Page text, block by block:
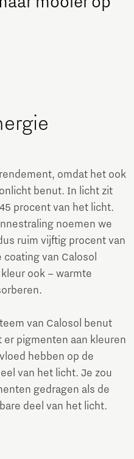
omdat het ook
benut. In licht zit
procent van het licht.
noemen we
ruim vijftig procent van
van Calosol
ook – warmte
van Calosol benut
er pigmenten aan kleuren
hebben op de
van het licht. Je zou
gedragen als de
deel van het licht.